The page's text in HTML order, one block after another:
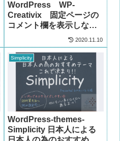
WordPress WP-
Creativix 固定ページの
コメント欄を表示しない
2020.11.10
Simplicity
WordPress-themes-
Simplicity 日本人による